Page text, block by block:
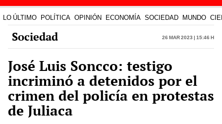
LO ÚLTIMO POLÍTICA OPINIÓN ECONOMÍA SOCIEDAD MUNDO
Sociedad 26 Mar 2023 | 15:46 h
José Luis Soncco: testigo
incriminó a detenidos por el
crimen del policía en protestas
de Juliaca